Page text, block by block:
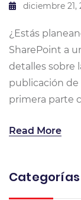
diciembre 21,
¿Estás
SharePoint a
detalles sobre
publicación de
primera parte
Read More
Categorías